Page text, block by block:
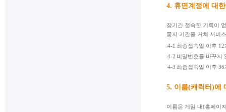
4. 휴면계정에 대
장기간 접속한 기록이
통지 기간을 거쳐 서비
4-1 최종접속일 이후
4-2 비밀번호를 바꾸지
4-3 최종접속일 이후
5. 이름(캐릭터)에
이름은 게임 내(홈페이